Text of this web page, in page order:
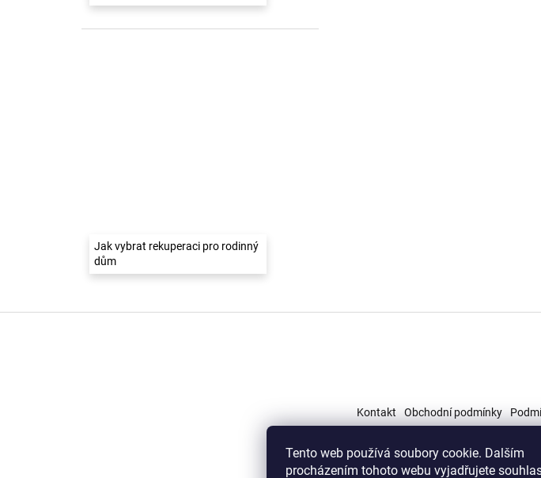
Tento web používá soubory cookie. Dalším
procházením tohoto webu vyjadřujete
Jak vybrat rekuperaci pro rodinný
dům
Kontakt Obchodní podmínky